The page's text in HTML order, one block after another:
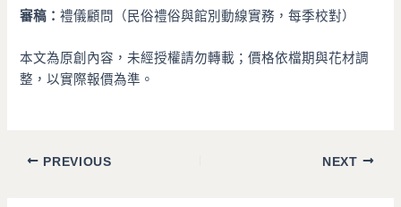
審稿：禮儀顧問（民俗禮俗與館別動線實務，每季校對）
本文為原創內容，未經授權請勿轉載；價格依檔期與花材調
整，以實際報價為準。
PREVIOUS NEXT